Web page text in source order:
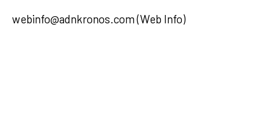
webinfo@adnkronos.com (Web Info)